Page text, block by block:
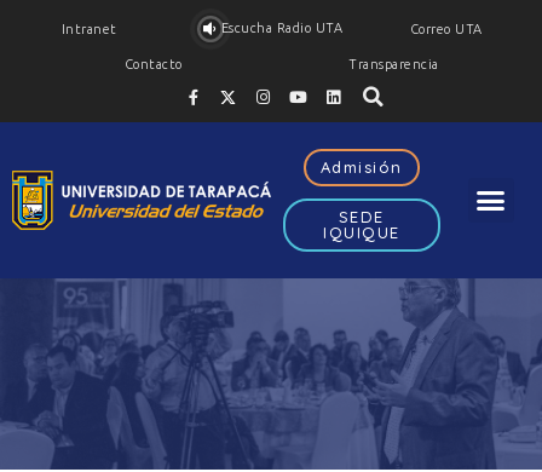
Intranet Escucha Radio UTA Correo UTA
Contacto Transparencia
Admisión
SEDE
IQUIQUE
NoticiasFEH